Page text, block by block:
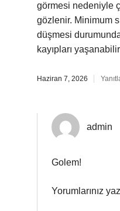
görmesi nedeniyle
gözlenir. Minimum
düşmesi
kayıpları
Haziran 7, 2026
admin
Golem!
Yorumlarınız